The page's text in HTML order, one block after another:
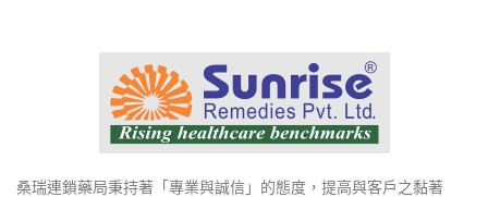
桑瑞連鎖藥局秉持著「專業與誠信」的態度，提高與客戶之黏著